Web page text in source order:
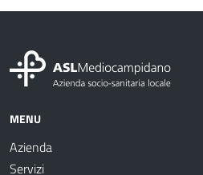
MENU
Azienda
Servizi